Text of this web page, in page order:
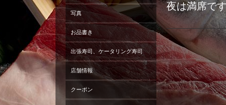
夜は満席で
写真
お品書き
出張寿司、ケータリング寿司
店舗情報
クーポン